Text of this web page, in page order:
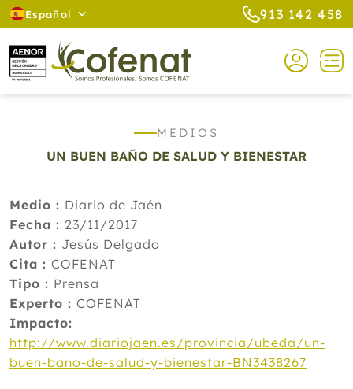
Español 913 142 458
MEDIOS
UN BUEN BAÑO DE SALUD Y BIENESTAR
Medio : Diario de Jaén
Fecha : 23/11/2017
Autor : Jesús Delgado
Cita : COFENAT
Tipo : Prensa
Experto : COFENAT
Impacto:
http://www.diariojaen.es/provincia/ubeda/un-
buen-bano-de-salud-y-bienestar-BN3438267